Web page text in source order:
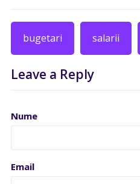
bugetari salarii
Leave a Reply
Nume
Email